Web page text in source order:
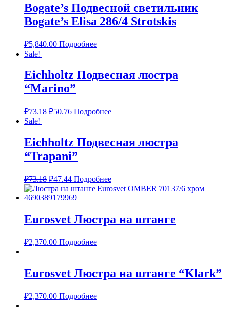
Bogate’s Подвесной светильник
Bogate’s Elisa 286/4 Strotskis
₽5,840.00 Подробнее
Sale!
Eichholtz Подвесная люстра
“Marino”
₽73.18 ₽50.76 Подробнее
Sale!
Eichholtz Подвесная люстра
“Trapani”
₽73.18 ₽47.44 Подробнее
Eurosvet Люстра на штанге
₽2,370.00 Подробнее
Eurosvet Люстра на штанге “Klark”
₽2,370.00 Подробнее